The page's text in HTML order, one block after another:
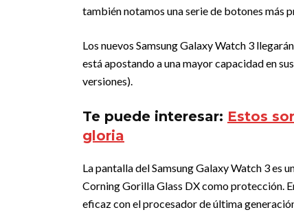
también notamos una serie de botones más
Los nuevos Samsung Galaxy Watch 3
está apostando a una mayor capacidad en
versiones).
Te puede interesar: Estos
gloria
La pantalla del Samsung Galaxy Watch 3 es
Corning Gorilla Glass DX como protección.
eficaz con el procesador de última